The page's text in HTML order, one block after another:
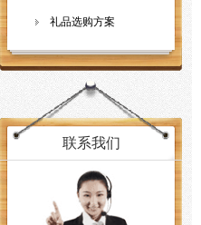
礼品选购方案
联系我们